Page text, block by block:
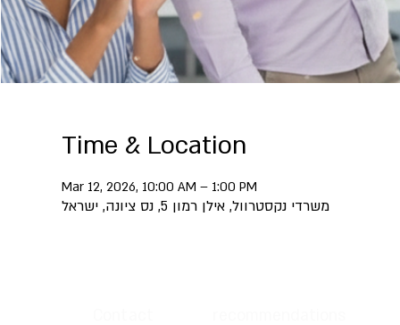
Time & Location
Mar 12, 2026, 10:00 AM – 1:00 PM
משרדי נקסטרוול, אילן רמון 5, נס ציונה, ישראל